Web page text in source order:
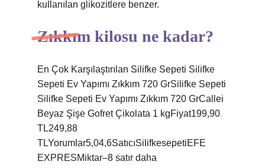
kullanılan glikozitlere benzer.
Zıkkım kilosu ne kadar?
En Çok Karşılaştırılan Silifke Sepeti Silifke
Sepeti Ev Yapımı Zıkkım 720 GrSilifke Sepeti
Silifke Sepeti Ev Yapımı Zıkkım 720 GrCallei
Beyaz Şişe Gofret Çikolata 1 kgFiyat199,90
TL249,88
TLYorumlar5,04,6SatıcıSilifkesepetiEFE
EXPRESMiktar–8 satır daha